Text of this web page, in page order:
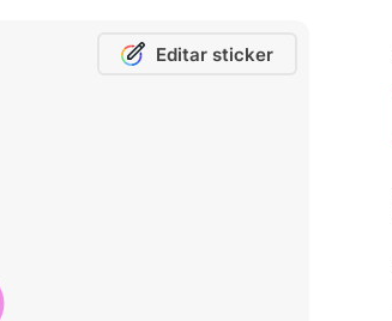
Editar sticker